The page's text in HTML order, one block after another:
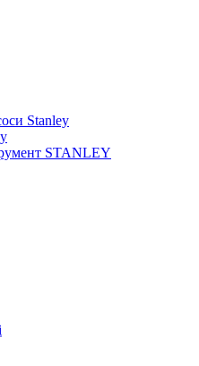
Stanley
STANLEY